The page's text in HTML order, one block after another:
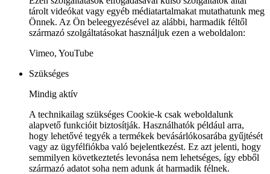
tárolt videókat vagy egyéb médiatartalmakat mutathatunk meg
Önnek. Az Ön beleegyezésével az alábbi, harmadik féltől
származó szolgáltatásokat használjuk ezen a weboldalon:
Vimeo, YouTube
Szükséges
Mindig aktív
A technikailag szükséges Cookie-k csak weboldalunk
alapvető funkcióit biztosítják. Használhatók például arra,
hogy lehetővé tegyék a termékek bevásárlókosarába gyűjtését
vagy az ügyfélfiókba való bejelentkezést. Ez azt jelenti, hogy
semmilyen következtetés levonása nem lehetséges, így ebből
származó adatot soha nem adunk át harmadik félnek.